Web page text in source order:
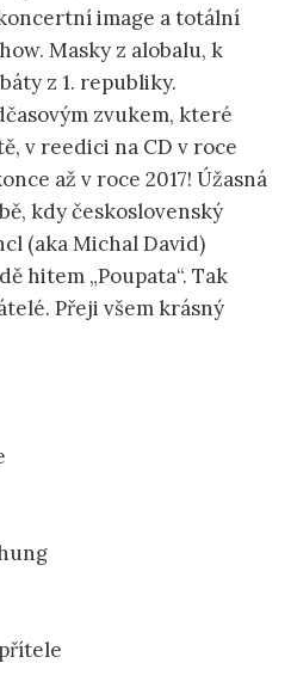
image a totální
Masky z alobalu, k
z 1. republiky.
zvukem, které
v reedici na CD v roce
až v roce 2017! Úžasná
kdy československý
(aka Michal David)
hitem „Poupata“. Tak
Přeji všem krásný